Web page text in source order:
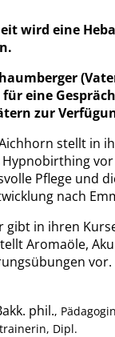
wird eine
eine
zur
stellt in
Hypnobirthing
Pflege und
nach
gibt in ihren
Aromaöle,
vor.
phil.,
Dipl.